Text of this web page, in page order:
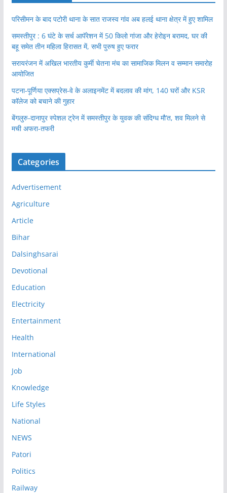
परिसीमन के बाद पटोरी थाना के सात राजस्व गांव अब हलई थाना क्षेत्र में हुए शामिल
समस्तीपुर : 6 घंटे के सर्च आपॅरेशन में 50 किलो गांजा और हेरोइन बरामद, घर की
बहू समेत तीन महिला हिरासत में, सभी पुरुष हुए फरार
सरायरंजन में अखिल भारतीय कुर्मी चेतना मंच का सामाजिक मिलन व सम्मान समारोह
आयोजित
पटना-पूर्णिया एक्सप्रेस-वे के अलाइनमेंट में बदलाव की मांग, 140 घरों और KSR
कॉलेज को बचाने की गुहार
बेंगलुरु-दानापुर स्पेशल ट्रेन में समस्तीपुर के युवक की संदिग्ध मौ’त, शव मिलने से
मची अफरा-तफरी
Categories
Advertisement
Agriculture
Article
Bihar
Dalsinghsarai
Devotional
Education
Electricity
Entertainment
Health
International
Job
Knowledge
Life Styles
National
NEWS
Patori
Politics
Railway